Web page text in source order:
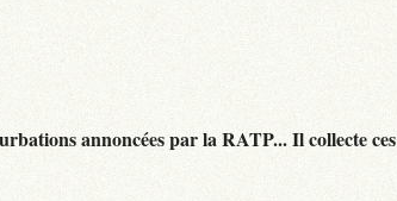
annoncées par la RATP... Il collecte ces